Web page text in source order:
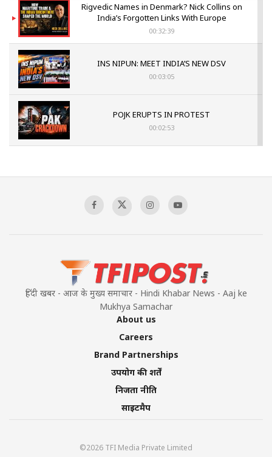
Rigvedic Names in Denmark? Nick Collins on
India’s Forgotten Links With Europe
00:32:39
INS NIPUN: MEET INDIA’S NEW DSV
00:03:05
POJK ERUPTS IN PROTEST
00:02:53
Sagar
हिंदी खबर - आज के मुख्य समाचार - Hindi Khabar News - Aaj ke
Mukhya Samachar
About us
Careers
Brand Partnerships
उपयोग की शर्तें
निजता नीति
साइटमैप
©2026 TFI Media Private Limited